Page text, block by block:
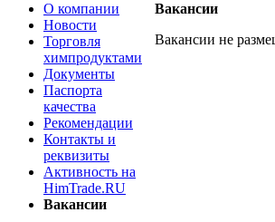
О компании
Новости
Торговля
химпродуктами
Документы
Паспорта
качества
Рекомендации
Контакты и
реквизиты
Активность на
HimTrade.RU
Вакансии
Вакансии
Вакансии не